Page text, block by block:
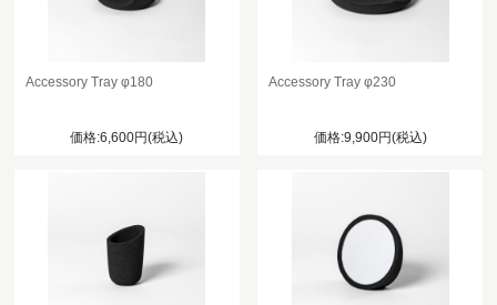
Accessory Tray φ180
価格:6,600円(税込)
Accessory Tray φ230
価格:9,900円(税込)